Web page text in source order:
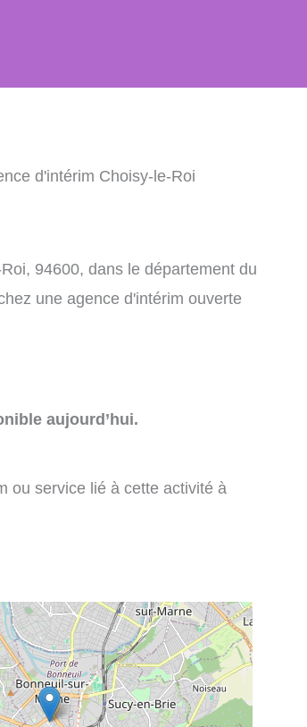
d'intérim Choisy-le-Roi
94600, dans le département du
une agence d'intérim ouverte
aujourd’hui.
ou service lié à cette activité à